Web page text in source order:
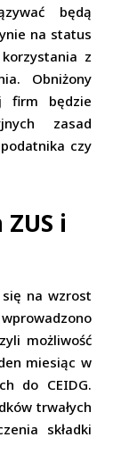
będą
na status
z
Obniżony
firm będzie
zasad
czy
i
na wzrost
możliwość
miesiąc w
do CEIDG.
trwałych
składki